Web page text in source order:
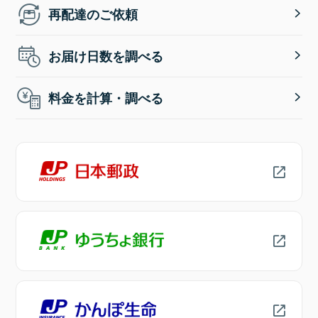
再配達のご依頼
お届け日数を調べる
料金を計算・調べる